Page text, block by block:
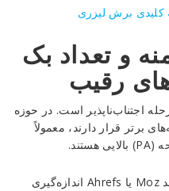
و تعداد بک
رقیب
اجتناب‌ناپذیر است. در حوزه
برتر قرار دارند، معمولاً
این معیارها، که توسط ابزارهایی مانند Moz یا Ahrefs اندازه‌گیری